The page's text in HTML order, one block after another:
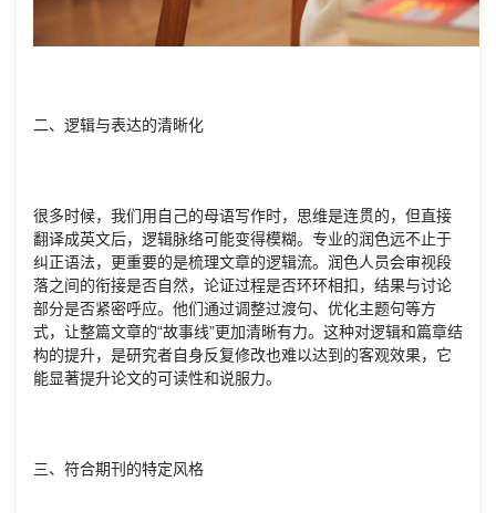
二、逻辑与表达的清晰化
很多时候，我们用自己的母语写作时，思维是连贯的，但直接
翻译成英文后，逻辑脉络可能变得模糊。专业的润色远不止于
纠正语法，更重要的是梳理文章的逻辑流。润色人员会审视段
落之间的衔接是否自然，论证过程是否环环相扣，结果与讨论
部分是否紧密呼应。他们通过调整过渡句、优化主题句等方
式，让整篇文章的“故事线”更加清晰有力。这种对逻辑和篇章结
构的提升，是研究者自身反复修改也难以达到的客观效果，它
能显著提升论文的可读性和说服力。
三、符合期刊的特定风格